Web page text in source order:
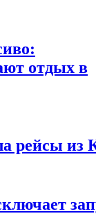
отдых в
рейсы из